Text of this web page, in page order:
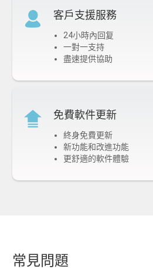
客戶支援服務
24小時內回复
一對一支持
盡速提供協助
免費軟件更新
終身免費更新
新功能和改進功能
更舒適的軟件體驗
常見問題